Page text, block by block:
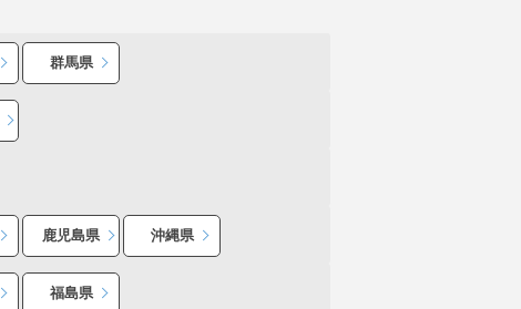
群馬県
鹿児島県 沖縄県
福島県